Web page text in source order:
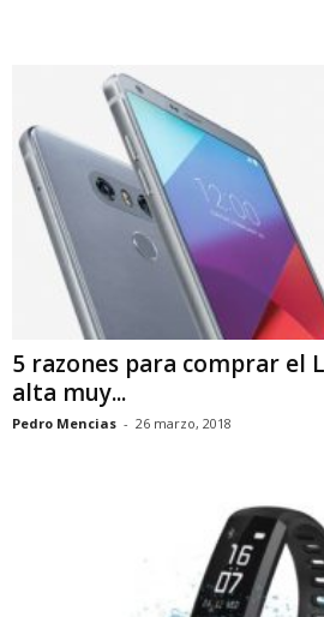
5 razones para comprar el
alta muy...
Pedro Mencias - 26 marzo, 2018